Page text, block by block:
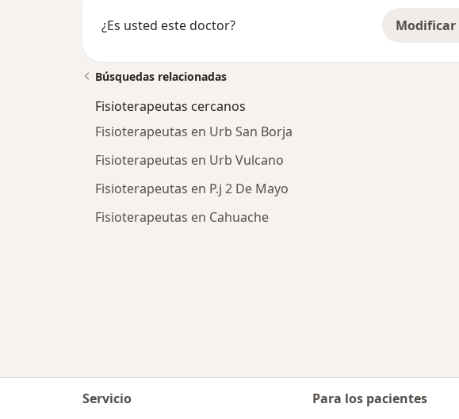
¿Es usted este doctor?
Búsquedas relacionadas
Fisioterapeutas cercanos
Fisioterapeutas en Urb San Borja
Fisioterapeutas en Urb Vulcano
Fisioterapeutas en P.j 2 De Mayo
Fisioterapeutas en Cahuache
Servicio
Para los pacientes